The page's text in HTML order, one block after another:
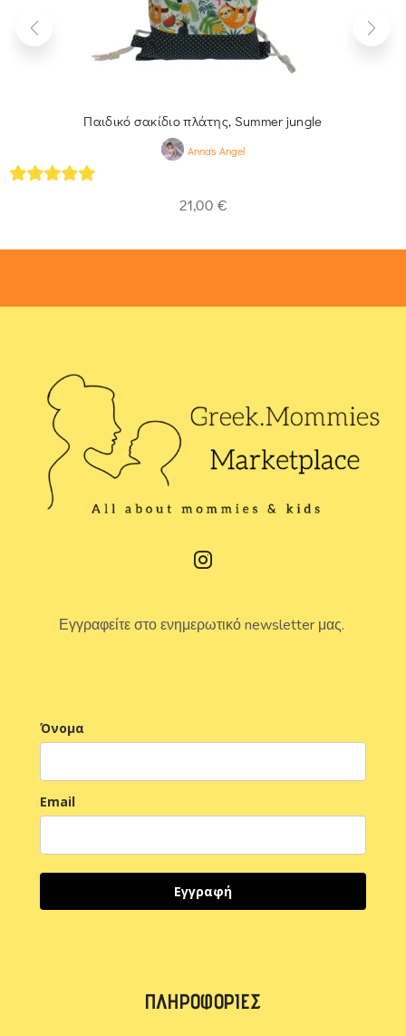
Παιδικό σακίδιο πλάτης, Summer jungle
Anna's Angel
21,00 €
Εγγραφείτε στο ενημερωτικό newsletter μας.
Όνομα
Email
Εγγραφή
ΠΛΗΡΟΦΟΡΊΕΣ